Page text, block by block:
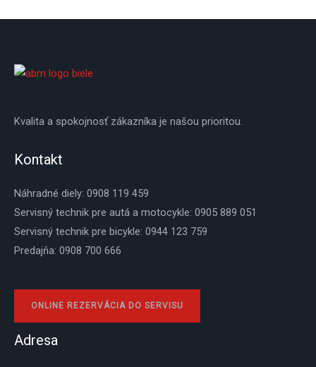
Kvalita a spokojnosť zákazníka je našou prioritou.
Kontakt
Náhradné diely: 0908 119 459
Servisný technik pre autá a motocykle: 0905 889 051
Servisný technik pre bicykle: 0944 123 759
Predajňa: 0908 700 666
ONLINE REZERVÁCIA DO SERVISU
Adresa